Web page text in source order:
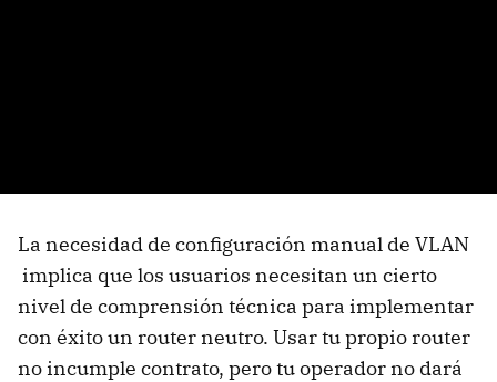
La necesidad de configuración manual de VLAN
implica que los usuarios necesitan un cierto
nivel de comprensión técnica para implementar
con éxito un router neutro. Usar tu propio router
no incumple contrato, pero tu operador no dará